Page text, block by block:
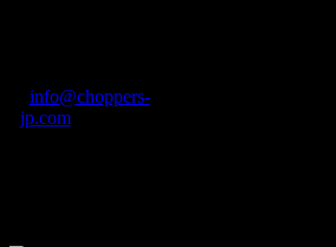
テ
ゴ
info@choppers-
jp.com